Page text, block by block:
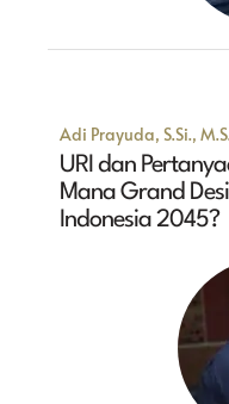
Adi Prayuda, S.Si.,
URI dan
Mana Grand
Indonesia 2045?